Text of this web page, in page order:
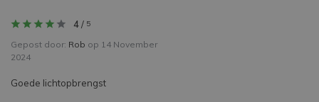
4/ 5
Gepost door: Rob op 14 November
2024
Goede lichtopbrengst